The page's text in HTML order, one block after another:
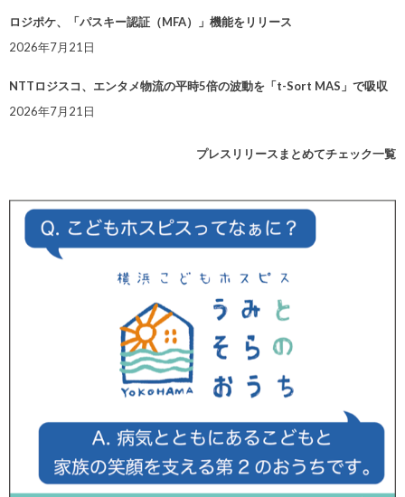
ロジポケ、「パスキー認証（MFA）」機能をリリース
2026年7月21日
NTTロジスコ、エンタメ物流の平時5倍の波動を「t-Sort MAS」で吸収
2026年7月21日
プレスリリースまとめてチェック一覧